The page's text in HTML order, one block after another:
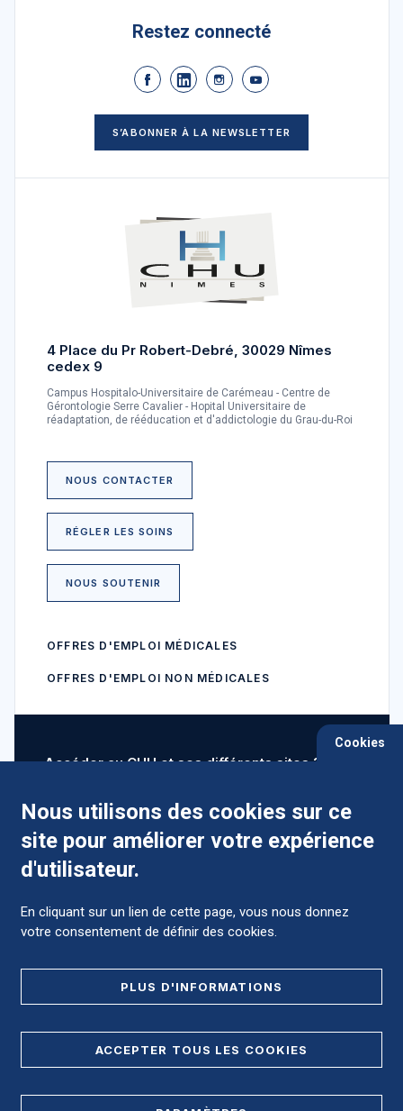
Restez connecté
S’ABONNER À LA NEWSLETTER
4 Place du Pr Robert-Debré, 30029 Nîmes
cedex 9
Campus Hospitalo-Universitaire de Carémeau - Centre de
Gérontologie Serre Cavalier - Hopital Universitaire de
réadaptation, de rééducation et d'addictologie du Grau-du-Roi
NOUS CONTACTER
RÉGLER LES SOINS
NOUS SOUTENIR
OFFRES D'EMPLOI MÉDICALES
OFFRES D'EMPLOI NON MÉDICALES
Accéder au CHU et ses différents sites ?
Comment préparer mon hospitalisation ?
Cookies
Nous utilisons des cookies sur ce
site pour améliorer votre expérience
d'utilisateur.
En cliquant sur un lien de cette page, vous nous donnez
votre consentement de définir des cookies.
PLUS D'INFORMATIONS
ACCEPTER TOUS LES COOKIES